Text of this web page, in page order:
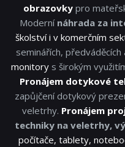
obrazovkypro
Moderní náhrada za
školství i v komerčním
seminářích, předváděcích
monitorys širokým
Pronájem dotykové
zapůjčení dotykový
veletrhy. Pronájem
techniky na veletrhy,
počítače, tablety,